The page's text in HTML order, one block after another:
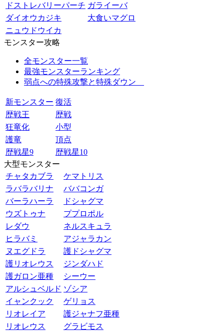
ドストレバリーパーチ ガライーバ
ダイオウカジキ
大食いマグロ
ニュウドウイカ
モンスター攻略
全モンスター一覧
最強モンスターランキング
弱点への特殊攻撃と特殊ダウン
新モンスター 復活
歴戦王
歴戦
狂竜化
小型
護竜
頂点
歴戦星9
歴戦星10
大型モンスター
チャタカブラ
ケマトリス
ラバラバリナ
ババコンガ
バーラハーラ
ドシャグマ
ウズトゥナ
ププロポル
レダウ
ネルスキュラ
ヒラバミ
アジャラカン
ヌエグドラ
護ドシャグマ
護リオレウス
ジンダハド
護ガロン亜種
シーウー
アルシュベルド ゾシア
イャンクック
ゲリョス
リオレイア
護ジャナフ亜種
リオレウス
グラビモス